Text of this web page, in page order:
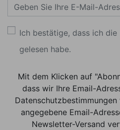
Ich bestätige, dass ich die
gelesen habe.
Mit dem Klicken auf
dass wir Ihre Email-
angegebene Email-
Newsletter-Versand